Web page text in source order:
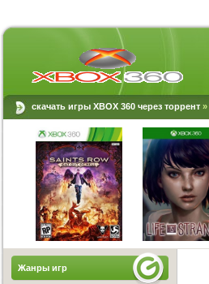
скачать игры XBOX 360 через торрент »
Жанры игр